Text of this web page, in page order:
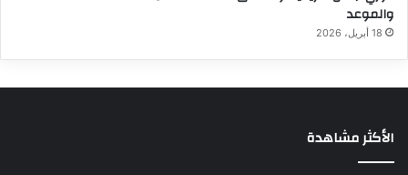
والموعد
18 أبريل، 2026
الأكثر مشاهدة